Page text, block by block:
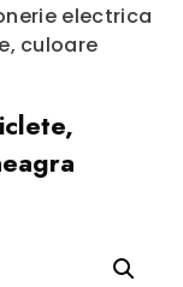
electrica
culoare